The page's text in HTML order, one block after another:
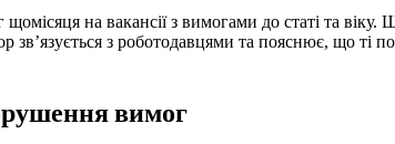
на вакансії з вимогами до статі та
звʼязується з роботодавцями та пояснює, що ті
вимог